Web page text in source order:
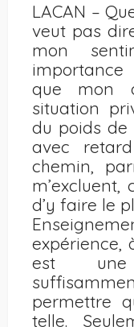
LACAN –
veut pas
mon
que mon
situation
du poids de
avec
chemin,
d’y faire le
expérience,
est une
permettre
telle.